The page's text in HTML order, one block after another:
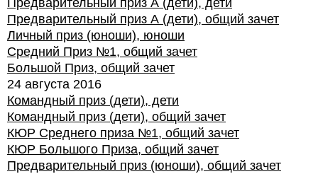
Предварительный приз А (дети), дети
Предварительный приз А (дети), общий зачет
Личный приз (юноши), юноши
Средний Приз №1, общий зачет
Большой Приз, общий зачет
24 августа 2016
Командный приз (дети), дети
Командный приз (дети), общий зачет
КЮР Среднего приза №1, общий зачет
КЮР Большого Приза, общий зачет
Предварительный приз (юноши), общий зачет